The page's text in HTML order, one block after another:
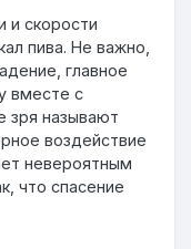
и скорости
пива. Не важно,
главное
вместе с
зря называют
воздействие
невероятным
что спасение